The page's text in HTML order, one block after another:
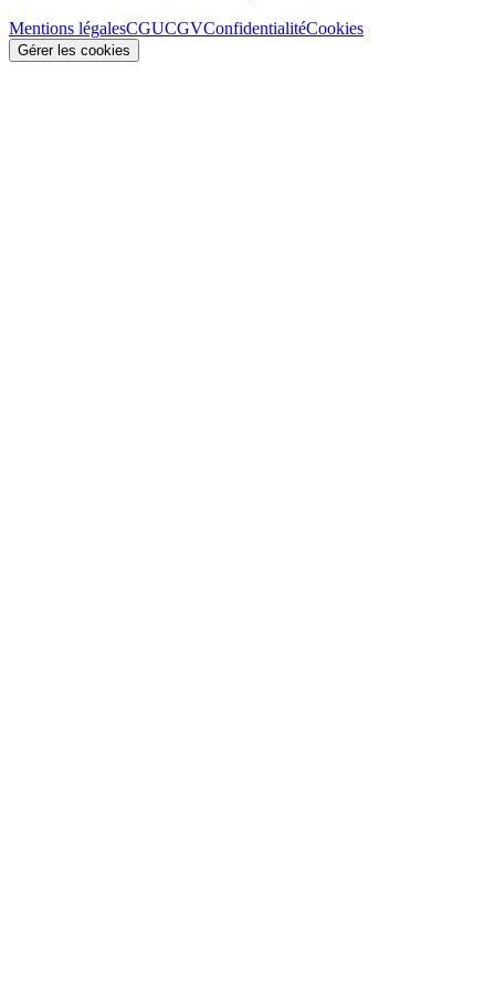
Mentions légalesCGUCGVConfidentialitéCookies
Gérer les cookies